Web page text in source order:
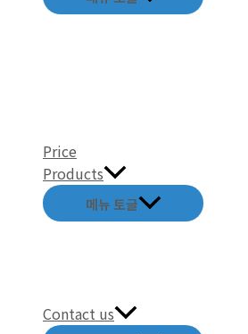
Price
Products
메뉴 토글
Contact us